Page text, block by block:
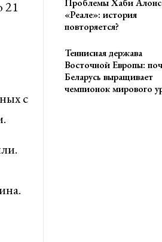
21
с
Проблемы Хаби
«Реале»: история
повторяется?
Теннисная держава
Восточной Европы:
Беларусь выращивает
чемпионок мирового